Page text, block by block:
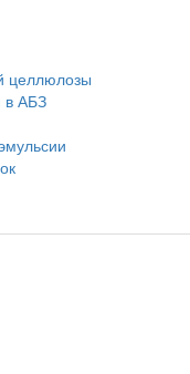
целлюлозы
в АБЗ